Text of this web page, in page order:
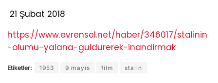
21 Şubat 2018
https://www.evrensel.net/haber/346017/stalinin
-olumu-yalana-guldurerek-inandirmak
Etiketler: 1953 9 mayıs film stalin